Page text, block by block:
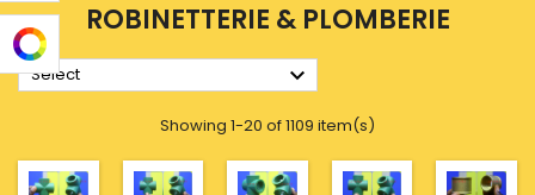
ROBINETTERIE & PLOMBERIE
Select 
Showing 1-20 of 1109 item(s)